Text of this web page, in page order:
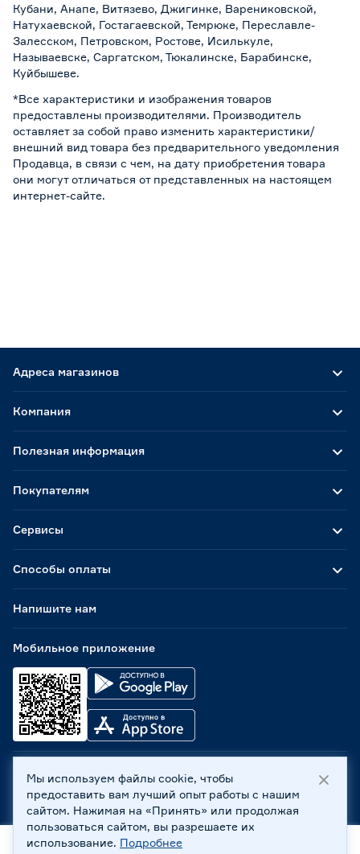
Кубани, Анапе, Витязево, Джигинке, Варениковской,
Натухаевской, Гостагаевской, Темрюке, Переславле-
Залесском, Петровском, Ростове, Исилькуле,
Называевске, Саргатском, Тюкалинске, Барабинске,
Куйбышеве.
*Все характеристики и изображения товаров
предоставлены производителями. Производитель
оставляет за собой право изменить характеристики/
внешний вид товара без предварительного уведомления
Продавца, в связи с чем, на дату приобретения товара
они могут отличаться от представленных на настоящем
интернет-сайте.
Адреса магазинов
Способы оплаты
Мобильное приложение
Компания
Полезная информация
Покупателям
Сервисы
Напишите нам
ООО «Бауцентр Рус» 2004 -2026, 236029, г. Калининград,
ул. А.Невского, 205. ИНН 7702596813, КПП 390601001 ©
Все права защищены
Политика обработки персональных данных
Правовая информация
Мы используем файлы cookie, чтобы
предоставить вам лучший опыт работы с нашим
сайтом. Нажимая на «Принять» или продолжая
пользоваться сайтом, вы разрешаете их
использование. Подробнее